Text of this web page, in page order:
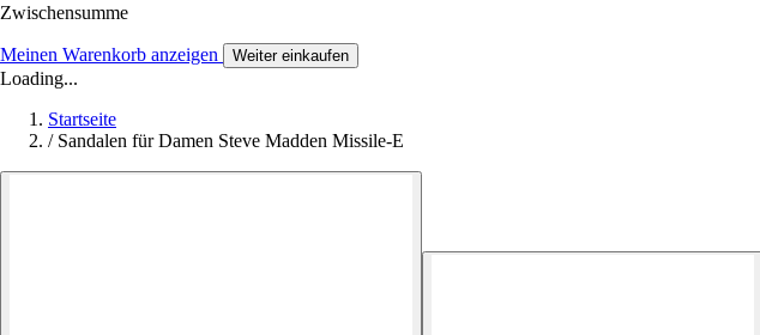
Zwischensumme
Meinen Warenkorb anzeigen Weiter einkaufen
Loading...
Startseite
/ Sandalen für Damen Steve Madden Missile-E